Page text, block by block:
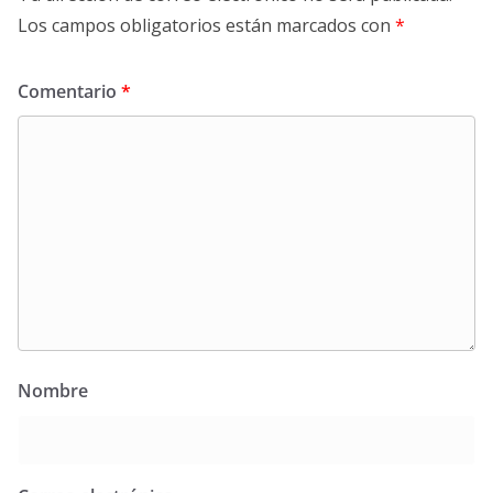
Los campos obligatorios están marcados con *
Comentario *
Nombre